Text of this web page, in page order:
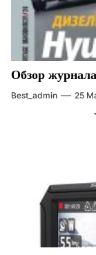
Обзор
Best_admin 25